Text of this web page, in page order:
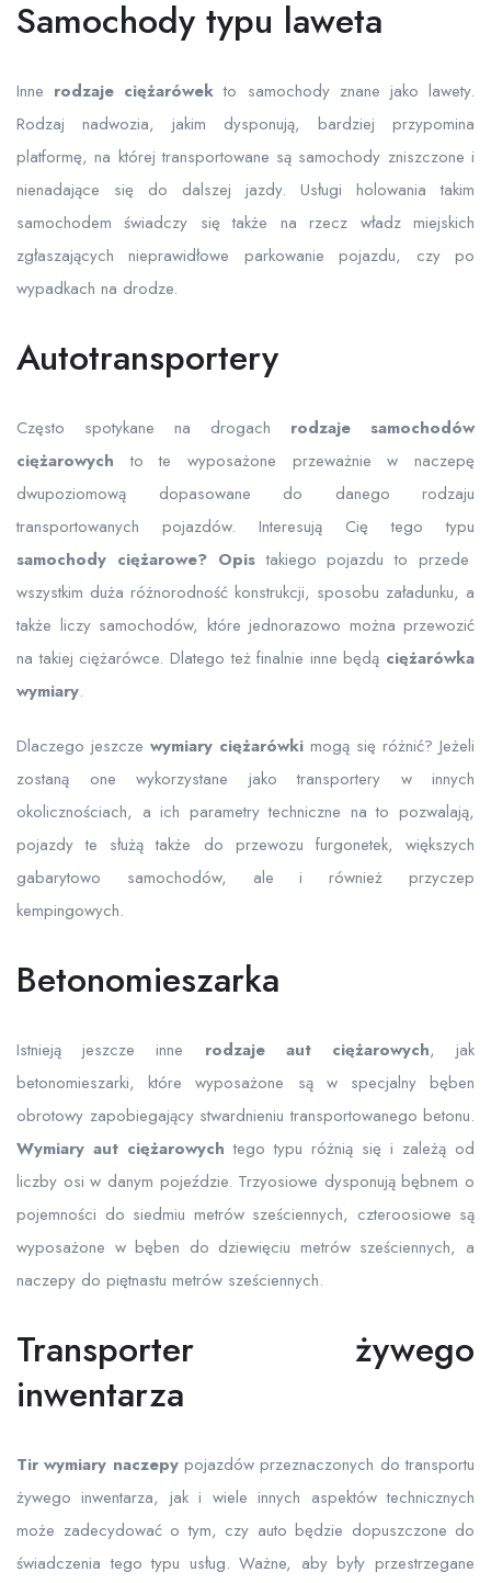
Samochody typu laweta
Inne rodzaje ciężarówek to samochody znane jako lawety.
Rodzaj nadwozia, jakim dysponują, bardziej przypomina
platformę, na której transportowane są samochody zniszczone i
nienadające się do dalszej jazdy. Usługi holowania takim
samochodem świadczy się także na rzecz władz miejskich
zgłaszających nieprawidłowe parkowanie pojazdu, czy po
wypadkach na drodze.
Autotransportery
Często spotykane na drogach rodzaje samochodów
ciężarowych to te wyposażone przeważnie w naczepę
dwupoziomową dopasowane do danego rodzaju
transportowanych pojazdów. Interesują Cię tego typu
samochody ciężarowe? Opistakiego pojazdu to przede
wszystkim duża różnorodność konstrukcji, sposobu załadunku, a
także liczy samochodów, które jednorazowo można przewozić
na takiej ciężarówce. Dlatego też finalnie inne będą ciężarówka
wymiary.
Dlaczego jeszcze wymiary ciężarówki mogą się różnić? Jeżeli
zostaną one wykorzystane jako transportery w innych
okolicznościach, a ich parametry techniczne na to pozwalają,
pojazdy te służą także do przewozu furgonetek, większych
gabarytowo samochodów, ale i również przyczep
kempingowych.
Betonomieszarka
Istnieją jeszcze inne rodzaje aut ciężarowych, jak
betonomieszarki, które wyposażone są w specjalny bęben
obrotowy zapobiegający stwardnieniu transportowanego betonu.
Wymiary aut ciężarowych tego typu różnią się i zależą od
liczby osi w danym pojeździe. Trzyosiowe dysponują bębnem o
pojemności do siedmiu metrów sześciennych, czteroosiowe są
wyposażone w bęben do dziewięciu metrów sześciennych, a
naczepy do piętnastu metrów sześciennych.
Transporter żywego
inwentarza
Tir wymiary naczepypojazdów przeznaczonych do transportu
żywego inwentarza, jak i wiele innych aspektów technicznych
może zadecydować o tym, czy auto będzie dopuszczone do
świadczenia tego typu usług. Ważne, aby były przestrzegane